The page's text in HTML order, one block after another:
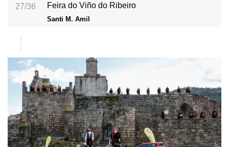
27/36 Feira do Viño do Ribeiro
Santi M. Amil